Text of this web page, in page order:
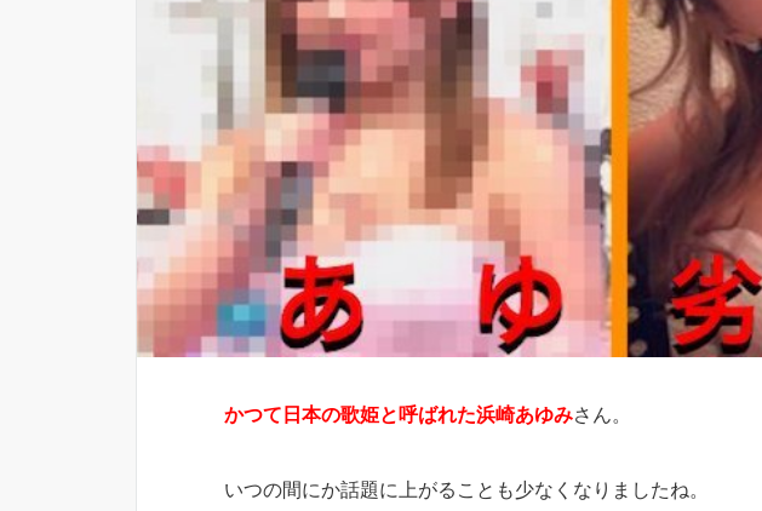
かつて日本の歌姫と呼ばれた浜崎あゆみさん。
いつの間にか話題に上がることも少なくなりましたね。